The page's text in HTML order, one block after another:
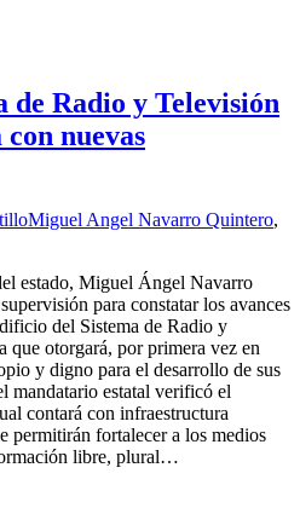
de Radio y Televisión
nuevas
Miguel Angel Navarro Quintero,
estado, Miguel Ángel Navarro
para constatar los avances
del Sistema de Radio y
que otorgará, por primera vez en
y digno para el desarrollo de sus
mandatario estatal verificó el
contará con infraestructura
permitirán fortalecer a los medios
libre, plural…